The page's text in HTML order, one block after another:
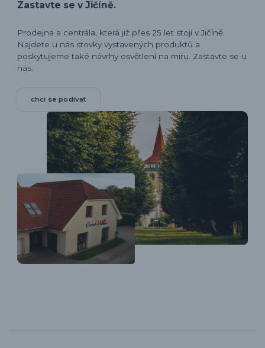
Zastavte se v Jičíně.
Prodejna a centrála, která již přes 25 let stojí v Jičíně.
Najdete u nás stovky vystavených produktů a
poskytujeme také návrhy osvětlení na míru. Zastavte se u
nás.
chci se podívat